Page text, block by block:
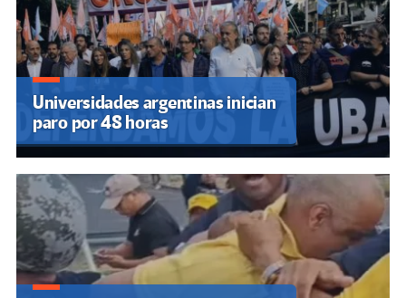
Universidades argentinas inician
paro por 48 horas